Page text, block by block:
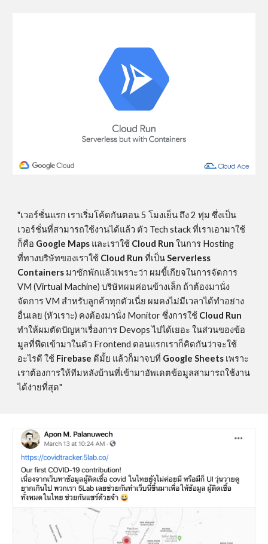
"เวอร์ชั่นแรก เราเริ่มโค้ดกันตอน 5 โมงเย็น ถึง 2 ทุ่ม ซึ่งเป็น
เวอร์ชั่นที่สามารถใช้งานได้แล้ว ตัว Tech stack ที่เราเอามาใช้
ก็คือ Google Maps และเราใช้ Cloud Run ในการ Hosting
ที่ทางบริษัทของเราใช้ Cloud Run ที่เป็น Serverless
Containers มาซักพักแล้วเพราะว่า ผมขี้เกียจในการจัดการ
VM (Virtual Machine) บริษัทผมค่อนข้างเล็ก ถ้าต้องมานั่ง
จัดการ VM สำหรับลูกค้าทุกตัวเนี่ย ผมคงไม่มีเวลาได้ทำอย่าง
อื่นเลย (หัวเราะ) คงต้องมานั่ง Monitor ซึ่งการใช้ Cloud Run
ทำให้ผมตัดปัญหาเรื่องการ Devops ไปได้เยอะ ในส่วนของข้อ
มูลที่ฟีดเข้ามาในตัว Frontend ตอนแรกเราก็คิดกันว่าจะใช้
อะไรดี ใช้ Firebase ดีมั้ย แล้วก็มาจบที่ Google Sheets เพราะ
เราต้องการให้ทีมหลังบ้านที่เข้ามาอัพเดตข้อมูลสามารถใช้งาน
ได้ง่ายที่สุด"